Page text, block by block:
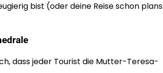
bist (oder deine Reise schon
dass jeder Tourist die Mutter-Teresa-